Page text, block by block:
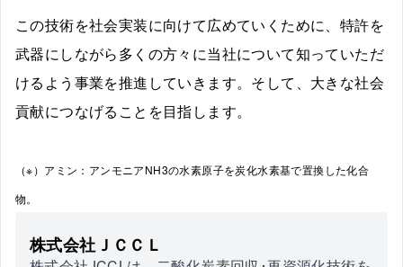
この技術を社会実装に向けて広めていくために、特許を
武器にしながら多くの方々に当社について知っていただ
けるよう事業を推進していきます。そして、大きな社会
貢献につなげることを目指します。
（※）アミン：アンモニアNH3の水素原子を炭化水素基で置換した化合
物。
株式会社ＪＣＣＬ